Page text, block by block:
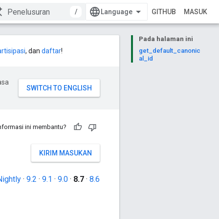
/ GITHUB MASUK
Pada halaman ini
get_default_canonic
al_id
, dan daftar!
ini membantu?
KIRIM MASUKAN
· 9.2 · 9.1 · 9.0 · 8.7 · 8.6